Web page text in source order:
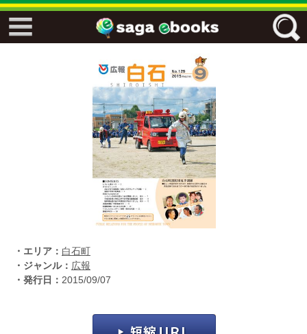
フリーワード
ジャンル
エリア
・エリア： 白石町
・ジャンル： 広報
・発行日： 2015/09/07
↓↓ ebooks専用本棚 ↓↓